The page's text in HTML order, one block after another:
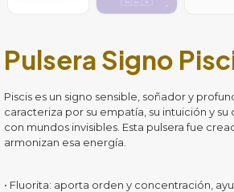
Pulsera Signo
Piscis es un signo sensible, soñador y
caracteriza por su empatía, su intuición y
con mundos invisibles. Esta pulsera fue
armonizan esa energía.
• Fluorita: aporta orden y concentración,